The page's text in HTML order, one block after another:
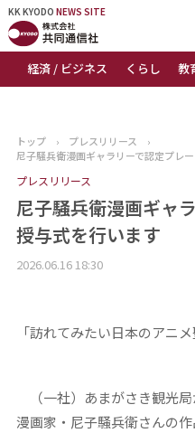
KK KYODO NEWS SITE
経済 / ビジネス くらし 教
KK KYODONEWS SITE
トップページ
ニュース
おすすめコンテンツ
出版物
トップ › プレスリリース
›
尼子騒兵衛漫画ギャラリーで認定プレ
プレスリリース
尼子騒兵衛漫画ギャ
授与式を行います
2026.06.16 18:30
「訪れてみたい日本のアニ
（一社）あまがさき観光
漫画家・尼子騒兵衛さんの